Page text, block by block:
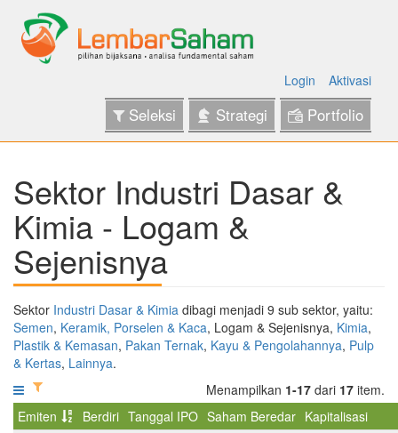
Login Aktivasi
Seleksi Strategi Portfolio
Sektor Industri Dasar &
Kimia - Logam &
Sejenisnya
Sektor Industri Dasar & Kimia dibagi menjadi 9 sub sektor, yaitu:
Semen, Keramik, Porselen & Kaca, Logam & Sejenisnya, Kimia,
Plastik & Kemasan, Pakan Ternak, Kayu & Pengolahannya, Pulp
& Kertas, Lainnya.
Menampilkan 1-17 dari 17 item.
Emiten
Berdiri Tanggal IPO Saham Beredar Kapitalisasi